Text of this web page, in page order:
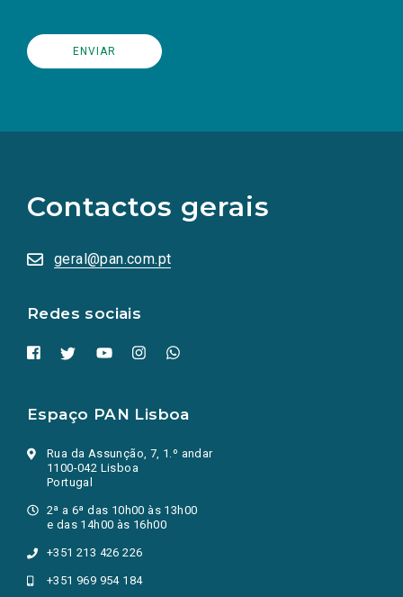
Contactos gerais
geral@pan.com.pt
Redes sociais
redes
sociais
numa
nova
Espaço PAN Lisboa
Rua da Assunção, 7, 1.º andar
1100-042 Lisboa
Portugal
2ª a 6ª das 10h00 às 13h00
e das 14h00 às 16h00
+351 213 426 226
+351 969 954 184